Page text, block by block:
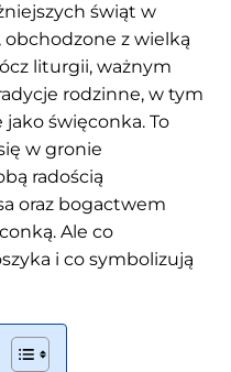
świąt w
z wielką
liturgii, ważnym
rodzinne, w tym
święconka. To
w gronie
radością
oraz bogactwem
Ale co
i co symbolizują